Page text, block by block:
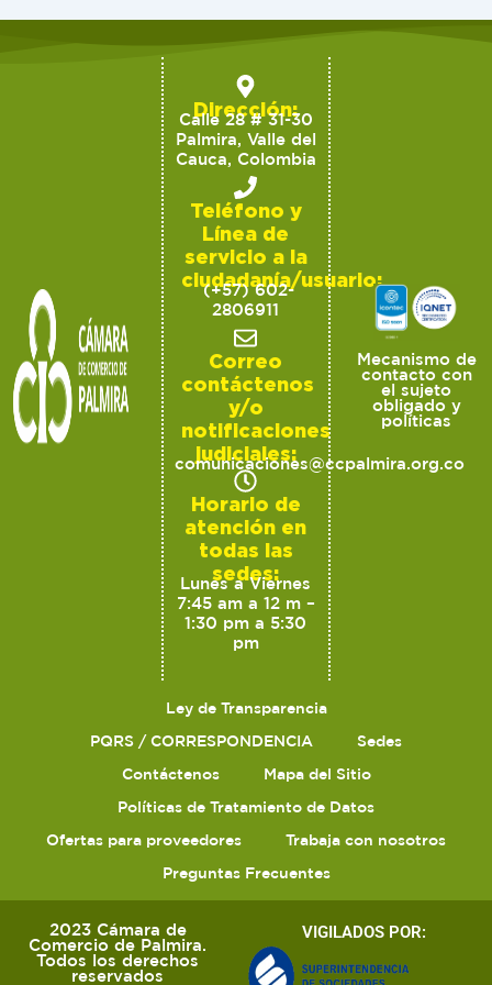
Dirección:
Calle 28 # 31-30
Palmira, Valle del
Cauca, Colombia
Teléfono y
Línea de
servicio a la
ciudadanía/usuario:
(+57) 602-
2806911
Correo
contáctenos
y/o
notificaciones
judiciales:
comunicaciones@ccpalmira.org.co
Horario de
atención en
todas las
sedes:
Lunes a Viernes
7:45 am a 12 m –
1:30 pm a 5:30
pm
Mecanismo de
contacto con
el sujeto
obligado y
políticas
Ley de Transparencia
PQRS / CORRESPONDENCIA
Sedes
Contáctenos
Mapa del Sitio
Políticas de Tratamiento de Datos
Ofertas para proveedores
Trabaja con nosotros
Preguntas Frecuentes
2023 Cámara de
Comercio de Palmira.
Todos los derechos
reservados
VIGILADOS POR: